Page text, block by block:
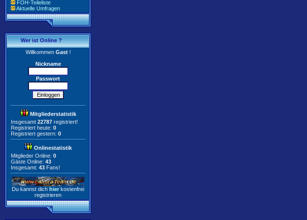
FOH-Teileliste
Aktuelle Umfragen
Wer ist Online ?
WillkommenGast!
Nickname
Passwort
Mitgliederstatistik
Insgesamt 22787 registriert!
Registriert heute: 0
Registriert gestern: 0
Onlinestatistik
Mitglieder Online: 0
Gäste Online: 43
Insgesamt: 43 Fans!
Du kannst dich hier kostenfrei
registrieren